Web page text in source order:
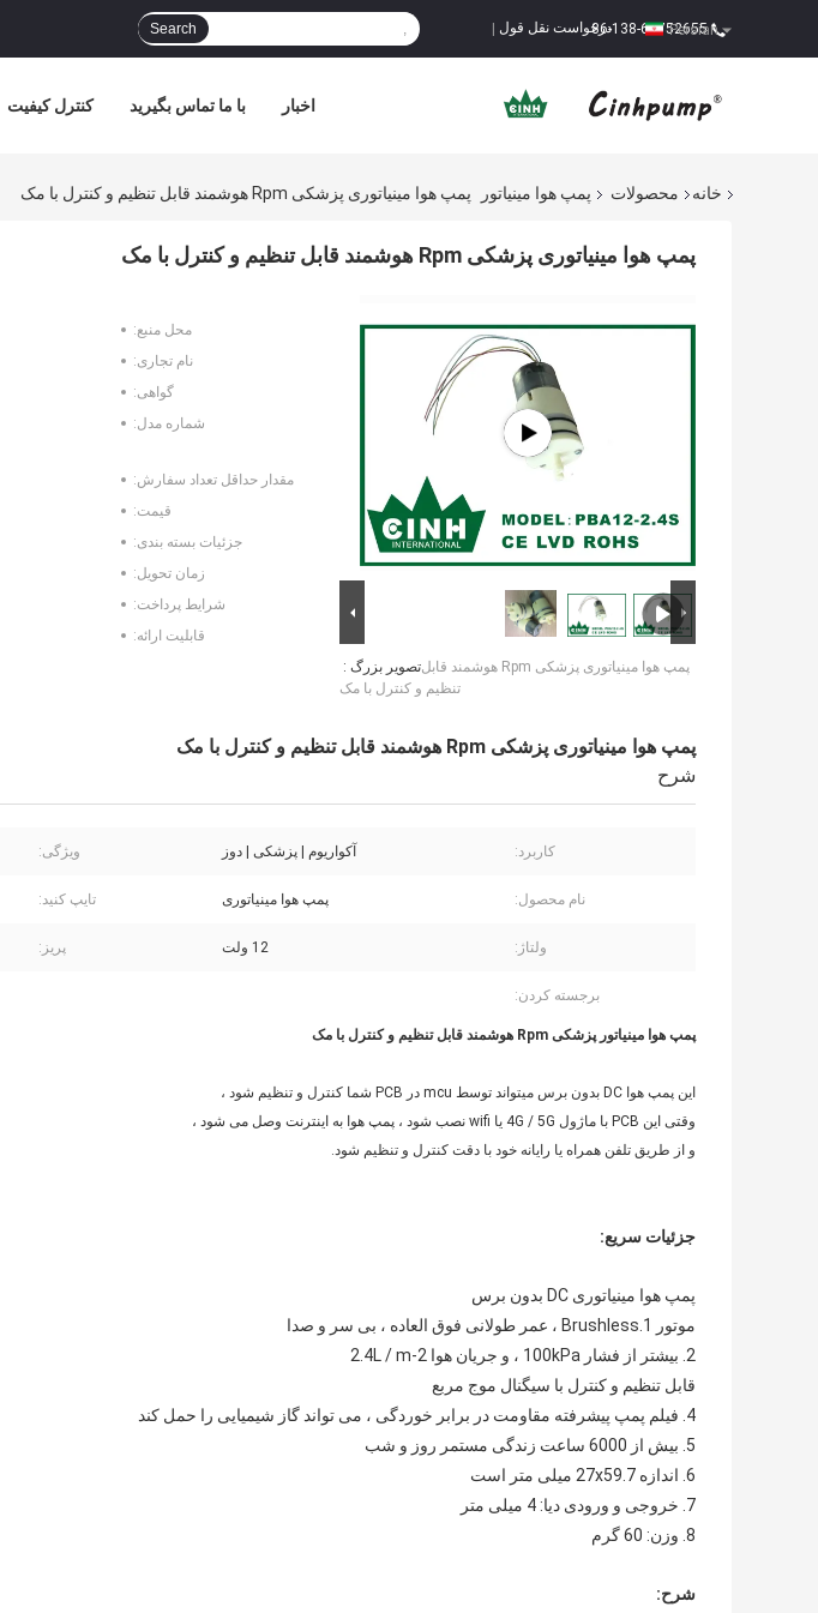
86-138-68752655
Persian درخواست نقل قول Search
کنترل کیفیت با ما تماس بگیرید اخبار
خانه محصولات پمپ هوا مینیاتور پمپ هوا مینیاتوری پزشکی Rpm هوشمند قابل تنظیم و کنترل با مک
پمپ هوا مینیاتوری پزشکی Rpm هوشمند قابل تنظیم و کنترل با مک
تصویر بزرگ :پمپ هوا مینیاتوری پزشکی Rpm هوشمند قابل
تنظیم و کنترل با مک
محل منبع:
نام تجاری:
گواهی:
شماره مدل:
مقدار حداقل تعداد سفارش:
قیمت:
جزئیات بسته بندی:
زمان تحویل:
شرایط پرداخت:
قابلیت ارائه:
پمپ هوا مینیاتوری پزشکی Rpm هوشمند قابل تنظیم و کنترل با مک
شرح
کاربرد: آکواریوم | پزشکی | دوز ویژگی:
نام محصول: پمپ هوا مینیاتوری تایپ کنید:
ولتاژ: 12 ولت پریز:
برجسته کردن:
پمپ هوا مینیاتور پزشکی Rpm هوشمند قابل تنظیم و کنترل با مک
این پمپ هوا DC بدون برس میتواند توسط mcu در PCB شما کنترل و تنظیم شود ،
وقتی این PCB با ماژول 4G / 5G یا wifi نصب شود ، پمپ هوا به اینترنت وصل می شود ،
و از طریق تلفن همراه یا رایانه خود با دقت کنترل و تنظیم شود.
جزئیات سریع:
پمپ هوا مینیاتوری DC بدون برس
موتور 1.Brushless ، عمر طولانی فوق العاده ، بی سر و صدا
2. بیشتر از فشار 100kPa ، و جریان هوا 2-2.4L / m
قابل تنظیم و کنترل با سیگنال موج مربع
4. فیلم پمپ پیشرفته مقاومت در برابر خوردگی ، می تواند گاز شیمیایی را حمل کند
5. بیش از 6000 ساعت زندگی مستمر روز و شب
6. اندازه 27x59.7 میلی متر است
7. خروجی و ورودی دیا: 4 میلی متر
8. وزن: 60 گرم
شرح: